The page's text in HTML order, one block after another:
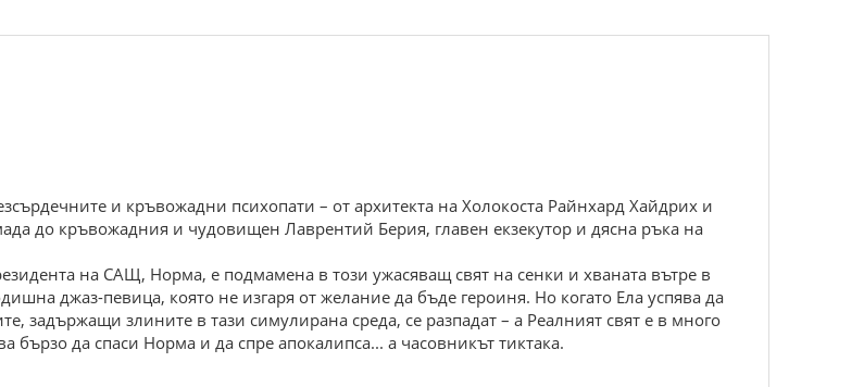
и кръвожадни психопати – от архитекта на Холокоста Райнхард Хайдрих и
до кръвожадния и чудовищен Лаврентий Берия, главен екзекутор и дясна ръка на
на САЩ, Норма, е подмамена в този ужасяващ свят на сенки и хваната вътре в
джаз-певица, която не изгаря от желание да бъде героиня. Но когато Ела успява да
задържащи злините в тази симулирана среда, се разпадат – а Реалният свят е в много
бързо да спаси Норма и да спре апокалипса... а часовникът тиктака.